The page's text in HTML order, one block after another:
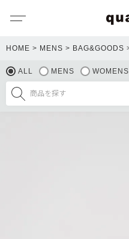
HOME MENS BAG&GOODS
ALL MENS WOMENS